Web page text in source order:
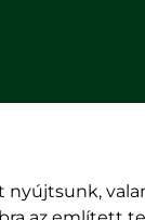
nyújtsunk,